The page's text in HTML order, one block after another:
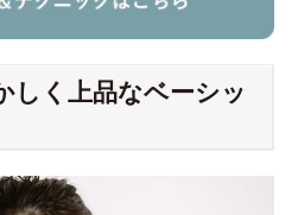
しく上品なベーシッ